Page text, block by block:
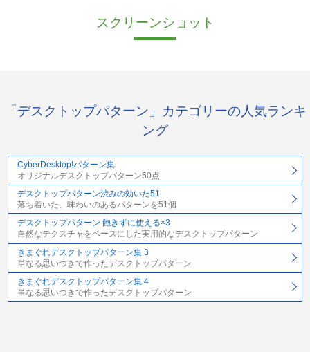
スクリーンショット
「デスクトップパターン」カテゴリーの人気ランキ
ング
CyberDesktop!パターン集
オリジナルデスクトップパターン50点
デスクトップパターン渋みの効いた51
落ち着いた、味わいのあるパターンを51個
デスクトップパターン 飽きずに使える×3
自然なテクスチャをベースにした実用的なデスクトップパターン
きまぐれデスクトップパターン集 3
単なる思いつきで作ったデスクトップパターン
きまぐれデスクトップパターン集 4
単なる思いつきで作ったデスクトップパターン